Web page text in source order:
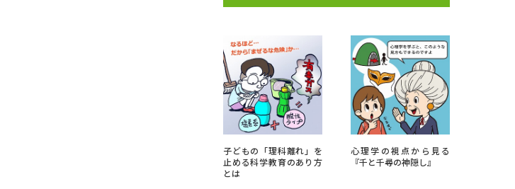
大学入学共通テスト利用選抜の募集要項＆願書
過去問題集
留学・進学関連、塾・予備校
大学入学共通テスト「受験上の配慮案内」の請求
子どもの「理科離れ」を
止める科学教育のあり方
とは
心理学の視点から見る
『千と千尋の神隠し』